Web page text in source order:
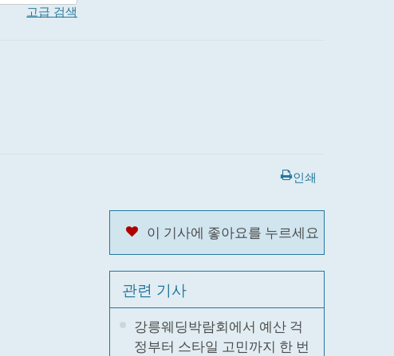
고급 검색
인쇄
이 기사에 좋아요를 누르세요
관련 기사
강릉웨딩박람회에서 예산 걱
정부터 스타일 고민까지 한 번